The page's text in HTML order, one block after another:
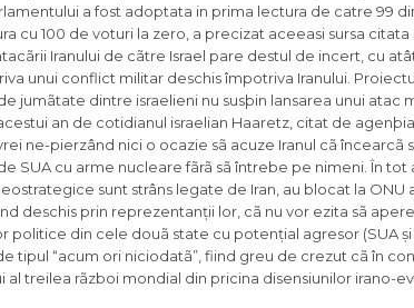
a fost adoptata in prima lectura de catre 99
cu 100 de voturi la zero, a precizat aceeasi sursa
Iranului de cãtre Israel pare destul de incert, cu
unui conflict militar deschis împotriva Iranului.
jumãtate dintre israelieni nu susþin lansarea unui atac
an de cotidianul israelian Haaretz, citat de agenþia
ne-pierzând nici o ocazie sã acuze Iranul cã încearcã
SUA cu arme nucleare fãrã sã întrebe pe nimeni. În tot
sunt strâns legate de Iran, au blocat la
deschis prin reprezentanții lor, cã nu vor ezita sã apere
politice din cele douã state cu potențial agresor (SUA
tipul “acum ori niciodatã”, fiind greu de crezut cã în
treilea rãzboi mondial din pricina disensiunilor irano-